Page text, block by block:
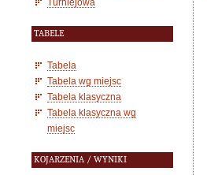
TABELE
Tabela
Tabela wg miejsc
Tabela klasyczna
Tabela klasyczna wg
miejsc
KOJARZENIA / WYNIKI